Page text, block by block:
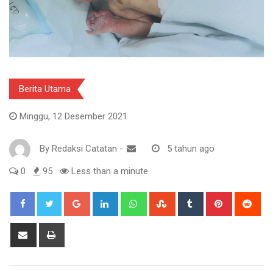
Berita Utama
Minggu, 12 Desember 2021
By Redaksi Catatan - 5 tahun ago
0 95 Less than a minute
Google+ LinkedIn WhatsappStumbleUpon
Tumblr Pinterest
Share